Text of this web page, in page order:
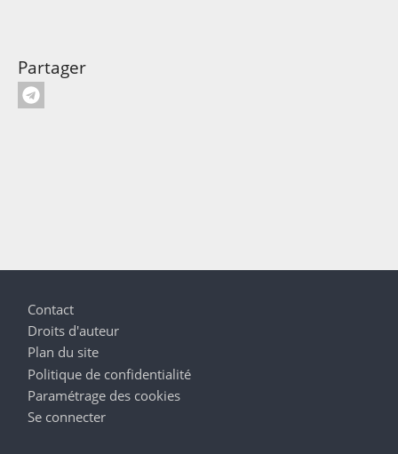
Partager
Pied de page
Contact
Droits d'auteur
Plan du site
Politique de confidentialité
Paramétrage des cookies
Se connecter